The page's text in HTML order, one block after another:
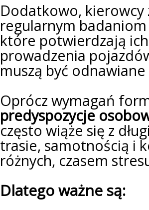
Dodatkowo,
regularnym
które potwierdzają
prowadzenia
muszą być
Oprócz wymagań
predyspozycje
często wiąże się z
trasie, samotnością i
różnych, czasem
Dlatego ważne są: